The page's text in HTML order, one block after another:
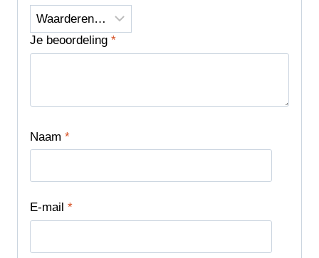
Je beoordeling *
Naam *
E-mail *